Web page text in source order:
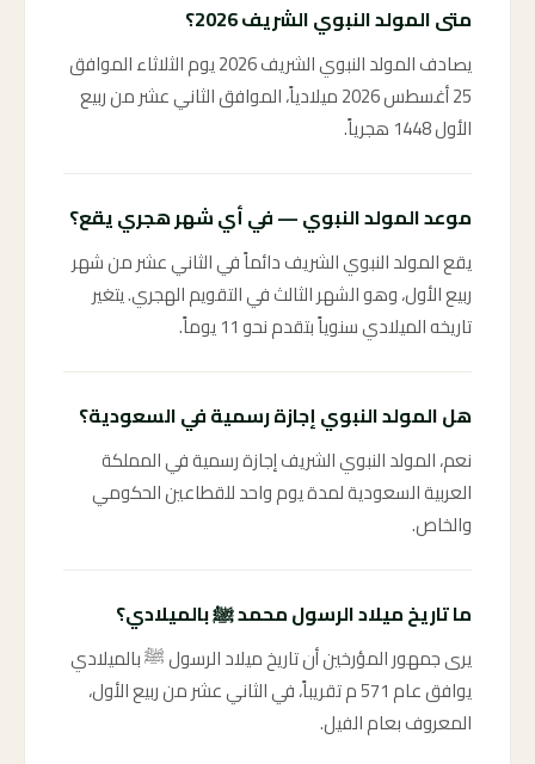
متى المولد النبوي الشريف 2026؟
يصادف المولد النبوي الشريف 2026 يوم الثلاثاء الموافق
25 أغسطس 2026 ميلادياً، الموافق الثاني عشر من ربيع
الأول 1448 هجرياً.
موعد المولد النبوي — في أي شهر هجري يقع؟
يقع المولد النبوي الشريف دائماً في الثاني عشر من شهر
ربيع الأول، وهو الشهر الثالث في التقويم الهجري. يتغير
تاريخه الميلادي سنوياً بتقدم نحو 11 يوماً.
هل المولد النبوي إجازة رسمية في السعودية؟
نعم، المولد النبوي الشريف إجازة رسمية في المملكة
العربية السعودية لمدة يوم واحد للقطاعين الحكومي
والخاص.
ما تاريخ ميلاد الرسول محمد ﷺ بالميلادي؟
يرى جمهور المؤرخين أن تاريخ ميلاد الرسول ﷺ بالميلادي
يوافق عام 571 م تقريباً، في الثاني عشر من ربيع الأول،
المعروف بعام الفيل.